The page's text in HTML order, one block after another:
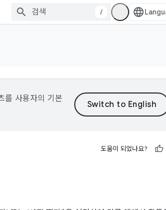
/
를 사용자의 기본
도움이 되었나요?